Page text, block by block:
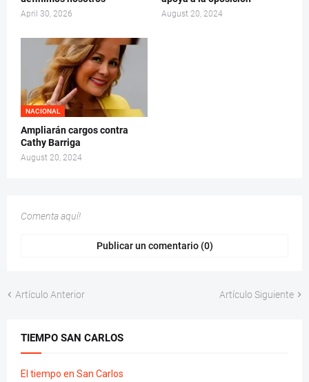
April 30, 2026 August 20, 2024
NACIONAL
Ampliarán cargos contra
Cathy Barriga
August 20, 2024
Comenta aquí!
Publicar un comentario (0)
Artículo Anterior Artículo Siguiente
TIEMPO SAN CARLOS
El tiempo en San Carlos